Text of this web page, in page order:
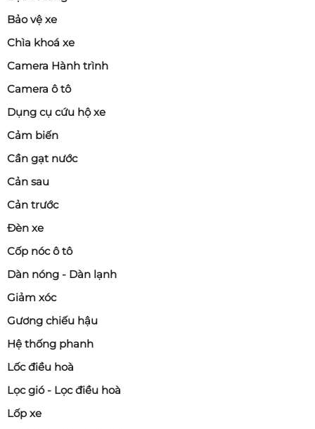
Bảo vệ xe
Chìa khoá xe
Camera Hành trình
Camera ô tô
Dụng cụ cứu hộ xe
Cảm biến
Cần gạt nước
Cản sau
Cản trước
Đèn xe
Cốp nóc ô tô
Dàn nóng - Dàn lạnh
Giảm xóc
Gương chiếu hậu
Hệ thống phanh
Lốc điều hoà
Lọc gió - Lọc điều hoà
Lốp xe